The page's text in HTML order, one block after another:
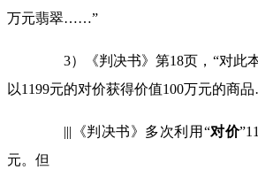
万元翡翠……”
3）《判决书》第18页， “对此
以1199元的对价获得价值100万元的商品
|||《判决书》多次利用“对价”
元。但